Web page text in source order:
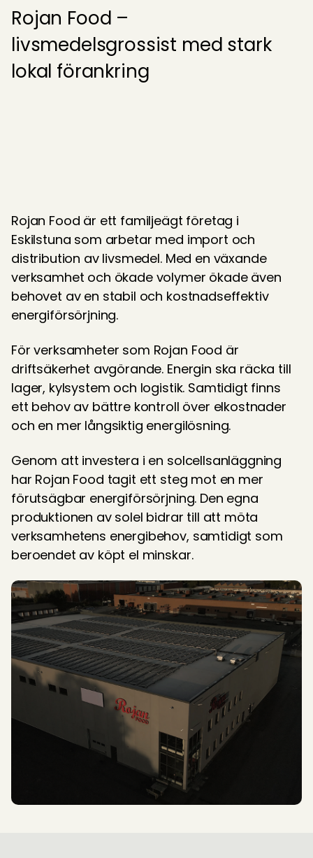
Rojan Food –
livsmedelsgrossist med stark
lokal förankring
Rojan Food är ett familjeägt företag i
Eskilstuna som arbetar med import och
distribution av livsmedel. Med en växande
verksamhet och ökade volymer ökade även
behovet av en stabil och kostnadseffektiv
energiförsörjning.
För verksamheter som Rojan Food är
driftsäkerhet avgörande. Energin ska räcka till
lager, kylsystem och logistik. Samtidigt finns
ett behov av bättre kontroll över elkostnader
och en mer långsiktig energilösning.
Genom att investera i en solcellsanläggning
har Rojan Food tagit ett steg mot en mer
förutsägbar energiförsörjning. Den egna
produktionen av solel bidrar till att möta
verksamhetens energibehov, samtidigt som
beroendet av köpt el minskar.